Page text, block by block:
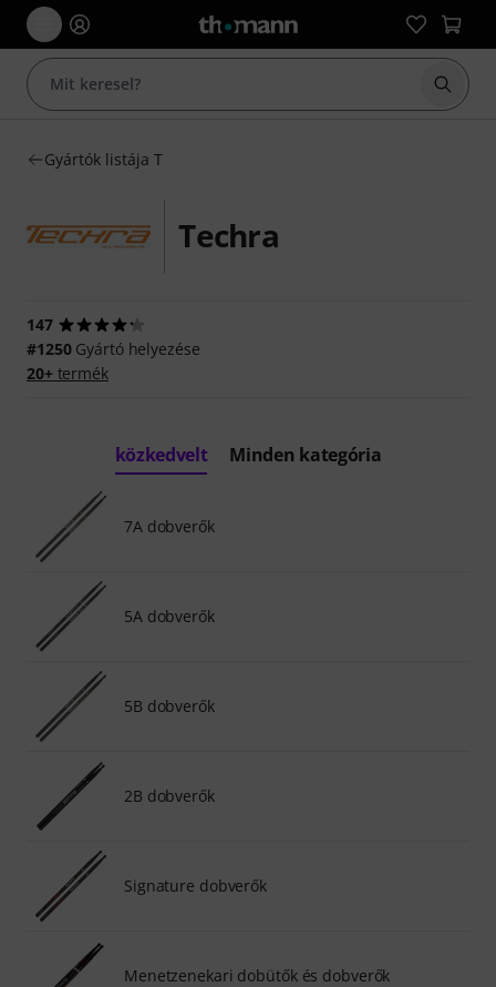
Gyártók listája T
Techra
147
#1250Gyártó helyezése
20+termék
közkedvelt Minden kategória
7A dobverők
5A dobverők
5B dobverők
2B dobverők
Signature dobverők
Menetzenekari dobütők és dobverők